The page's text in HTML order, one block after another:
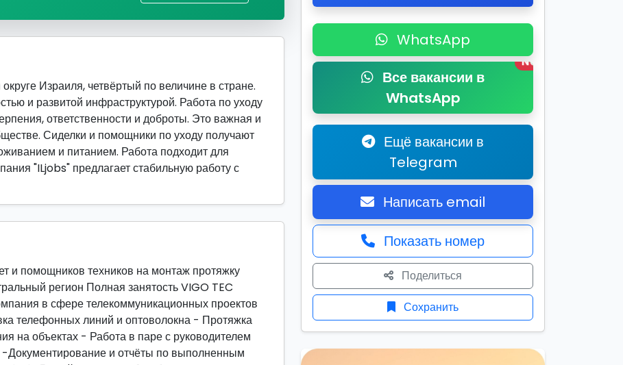
Израиля, четвёртый по величине в стране.
и развитой инфраструктурой. Работа по уходу
ответственности и доброты. Это важная и
Сиделки и помощники по уходу получают
и питанием. Работа подходит для
"ILjobs" предлагает стабильную работу с
и помощников техников на монтаж протяжку
регион Полная занятость VIGO TEC
в сфере телекоммуникационных проектов
телефонных линий и оптоволокна - Протяжка
на объектах - Работа в паре с руководителем
и отчёты по выполненным
WhatsApp
Все вакансии в
WhatsApp
New
Ещё вакансии в
Telegram
Написать email
Показать номер
Поделиться
Сохранить